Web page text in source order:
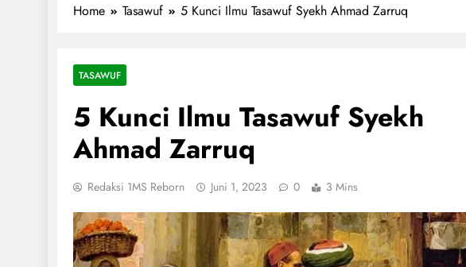
Home Tasawuf 5 Kunci Ilmu Tasawuf Syekh Ahmad Zarruq
TASAWUF
5 Kunci Ilmu Tasawuf Syekh
Ahmad Zarruq
Redaksi 1MS Reborn Juni 1, 2023 0 3 Mins